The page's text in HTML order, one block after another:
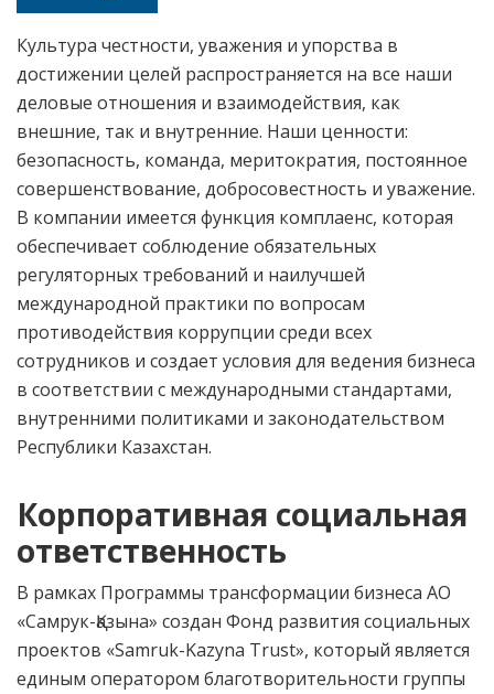
Культура честности, уважения и упорства в
достижении целей распространяется на все наши
деловые отношения и взаимодействия, как
внешние, так и внутренние. Наши ценности:
безопасность, команда, меритократия, постоянное
совершенствование, добросовестность и уважение.
В компании имеется функция комплаенс, которая
обеспечивает соблюдение обязательных
регуляторных требований и наилучшей
международной практики по вопросам
противодействия коррупции среди всех
сотрудников и создает условия для ведения бизнеса
в соответствии с международными стандартами,
внутренними политиками и законодательством
Республики Казахстан.
Корпоративная социальная
ответственность
В рамках Программы трансформации бизнеса АО
«Самрук-Қазына» создан Фонд развития социальных
проектов «Samruk-Kazyna Trust», который является
единым оператором благотворительности группы